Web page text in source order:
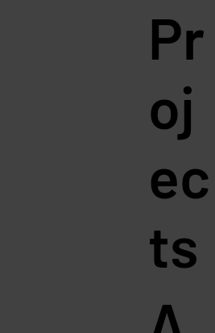
Pr
oj
ec
ts